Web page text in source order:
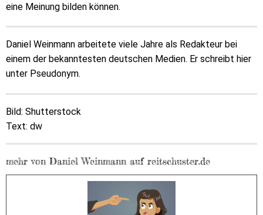
eine Meinung bilden können.
Daniel Weinmann arbeitete viele Jahre als Redakteur bei
einem der bekanntesten deutschen Medien. Er schreibt hier
unter Pseudonym.
Bild: Shutterstock
Text: dw
mehr von Daniel Weinmann auf reitschuster.de